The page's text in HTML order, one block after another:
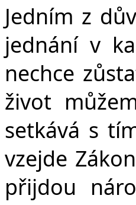
Jedním z
jednání v
nechce
život
setkává s
vzejde
přijdou